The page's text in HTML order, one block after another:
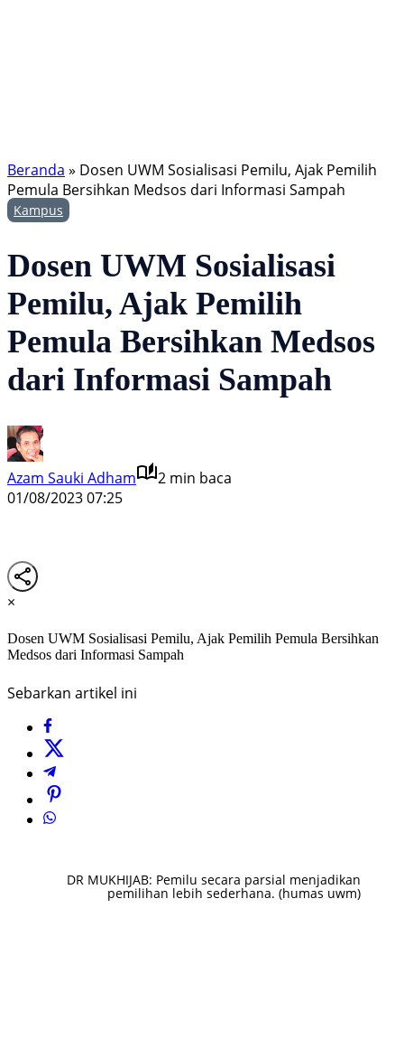
Beranda » Dosen UWM Sosialisasi Pemilu, Ajak Pemilih
Pemula Bersihkan Medsos dari Informasi Sampah
Kampus
Dosen UWM Sosialisasi
Pemilu, Ajak Pemilih
Pemula Bersihkan Medsos
dari Informasi Sampah
Azam Sauki Adham
2 min baca
01/08/2023 07:25
×
Dosen UWM Sosialisasi Pemilu, Ajak Pemilih Pemula Bersihkan
Medsos dari Informasi Sampah
Sebarkan artikel ini
DR MUKHIJAB: Pemilu secara parsial menjadikan
pemilihan lebih sederhana. (humas uwm)